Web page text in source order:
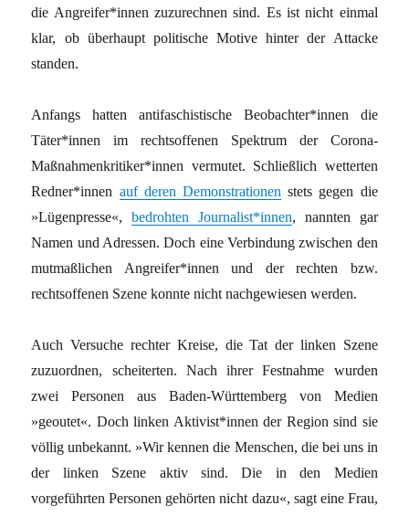
die Angreifer*innen zuzurechnen sind. Es ist nicht einmal
klar, ob überhaupt politische Motive hinter der Attacke
standen.
Anfangs hatten antifaschistische Beobachter*innen die
Täter*innen im rechtsoffenen Spektrum der Corona-
Maßnahmenkritiker*innen vermutet. Schließlich wetterten
Redner*innen auf deren Demonstrationen stets gegen die
»Lügenpresse«,bedrohten Journalist*innen, nannten gar
Namen und Adressen. Doch eine Verbindung zwischen den
mutmaßlichen Angreifer*innen und der rechten bzw.
rechtsoffenen Szene konnte nicht nachgewiesen werden.
Auch Versuche rechter Kreise, die Tat der linken Szene
zuzuordnen, scheiterten. Nach ihrer Festnahme wurden
zwei Personen aus Baden-Württemberg von Medien
»geoutet«. Doch linken Aktivist*innen der Region sind sie
völlig unbekannt. »Wir kennen die Menschen, die bei uns in
der linken Szene aktiv sind. Die in den Medien
vorgeführten Personen gehörten nicht dazu«, sagt eine Frau,